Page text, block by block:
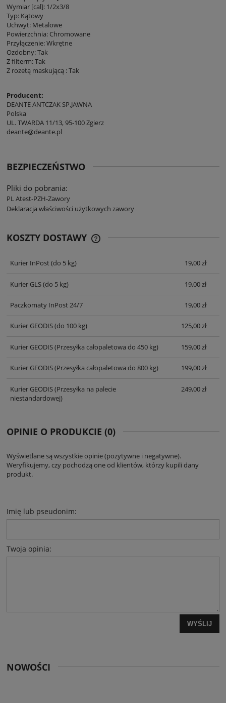
Wymiar [cal]: 1/2x3/8
Typ: Kątowy
Uchwyt: Metalowe
Powierzchnia: Chromowane
Przyłączenie: Wkrętne
Ozdobny: Tak
Z filterm: Tak
Z rozetą maskującą : Tak
Producent:
DEANTE ANTCZAK SP.JAWNA
Polska
UL. TWARDA 11/13, 95-100 Zgierz
deante@deante.pl
BEZPIECZEŃSTWO
Pliki do pobrania:
PL Atest-PZH-Zawory
Deklaracja właściwości użytkowych zawory
KOSZTY DOSTAWY
Kurier InPost(do 5 kg) 19,00 zł
Kurier GLS(do 5 kg) 19,00 zł
Paczkomaty InPost 24/7 19,00 zł
Kurier GEODIS(do 100 kg) 125,00 zł
Kurier GEODIS(Przesyłka całopaletowa do 450 kg) 159,00 zł
Kurier GEODIS(Przesyłka całopaletowa do 800 kg) 199,00 zł
Kurier GEODIS(Przesyłka na palecie
niestandardowej)
249,00 zł
OPINIE O PRODUKCIE (0)
Wyświetlane są wszystkie opinie (pozytywne i negatywne).
Weryfikujemy, czy pochodzą one od klientów, którzy kupili dany
produkt.
Imię lub pseudonim:
Twoja opinia:
WYŚLIJ
NOWOŚCI